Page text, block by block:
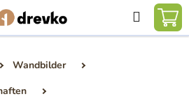
Suchen
Wandbilder